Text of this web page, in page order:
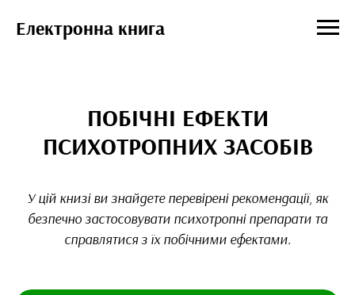
Електронна книга
ПОБІЧНІ ЕФЕКТИ
ПСИХОТРОПНИХ ЗАСОБІВ
У цій книзі ви знайдете перевірені рекомендації, як
безпечно застосовувати психотропні препарати та
справлятися з їх побічними ефектами.